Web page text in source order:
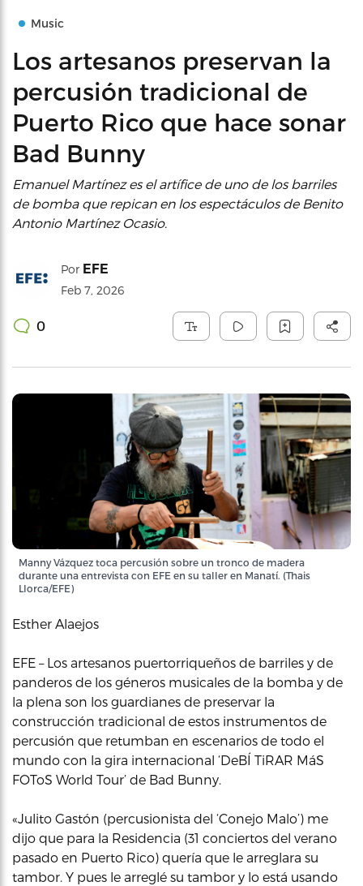
Music
Los artesanos preservan la
percusión tradicional de
Puerto Rico que hace sonar
Bad Bunny
Emanuel Martínez es el artífice de uno de los barriles
de bomba que repican en los espectáculos de Benito
Antonio Martínez Ocasio.
Por EFE
Feb 7, 2026
0
Manny Vázquez toca percusión sobre un tronco de madera
durante una entrevista con EFE en su taller en Manatí. (Thais
Llorca/EFE)
Esther Alaejos
EFE – Los artesanos puertorriqueños de barriles y de
panderos de los géneros musicales de la bomba y de
la plena son los guardianes de preservar la
construcción tradicional de estos instrumentos de
percusión que retumban en escenarios de todo el
mundo con la gira internacional ‘DeBÍ TiRAR MáS
FOToS World Tour’ de Bad Bunny.
«Julito Gastón (percusionista del ‘Conejo Malo’) me
dijo que para la Residencia (31 conciertos del verano
pasado en Puerto Rico) quería que le arreglara su
tambor. Y pues le arreglé su tambor y lo está usando